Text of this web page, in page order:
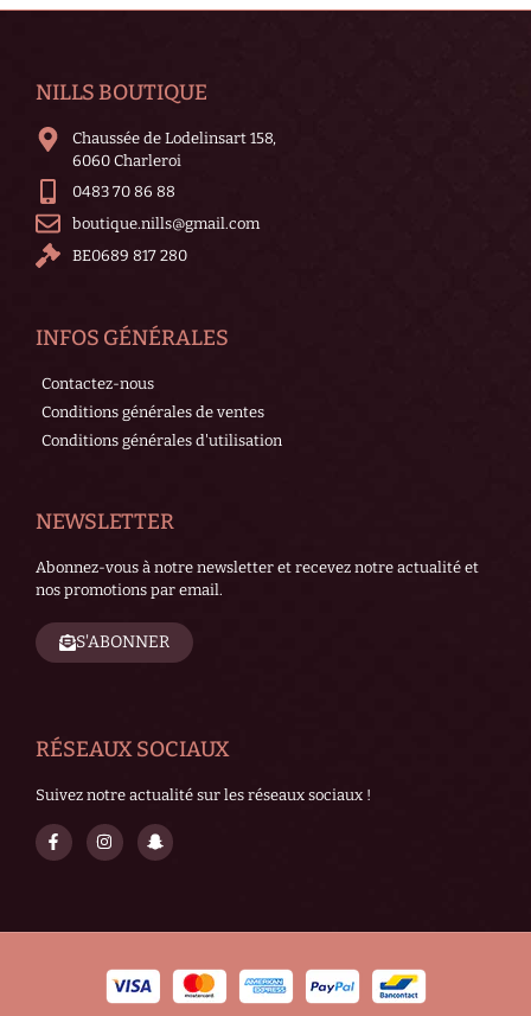
NILLS BOUTIQUE
Chaussée de Lodelinsart 158,
6060 Charleroi
0483 70 86 88
boutique.nills@gmail.com
BE0689 817 280
INFOS GÉNÉRALES
Contactez-nous
Conditions générales de ventes
Conditions générales d'utilisation
NEWSLETTER
Abonnez-vous à notre newsletter et recevez notre actualité et
nos promotions par email.
S'ABONNER
RÉSEAUX SOCIAUX
Suivez notre actualité sur les réseaux sociaux !